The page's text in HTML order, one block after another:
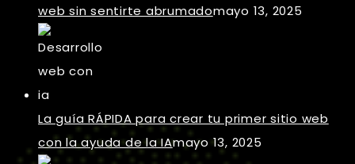
web sin sentirte abrumadomayo 13, 2025
La guía RÁPIDA para crear tu primer sitio web
con la ayuda de la IAmayo 13, 2025